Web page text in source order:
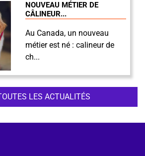
NOUVEAU MÉTIER DE
CÂLINEUR...
Au Canada, un nouveau
métier est né : calineur de
ch...
LES ACTUALITÉS